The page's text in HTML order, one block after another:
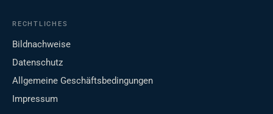
RECHTLICHES
Bildnachweise
Datenschutz
Allgemeine Geschäftsbedingungen
Impressum